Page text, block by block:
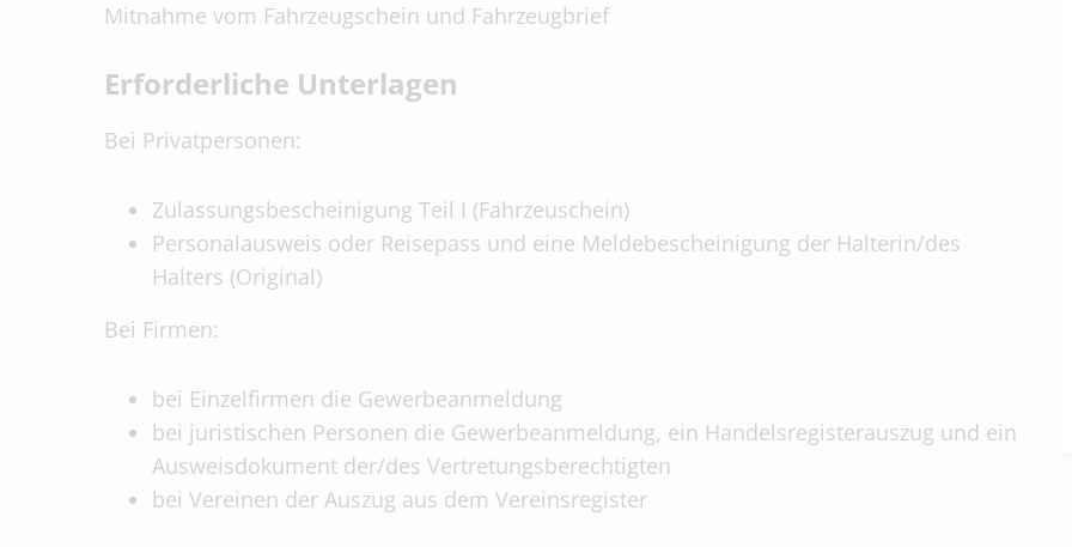
Mitnahme vom Fahrzeugschein und Fahrzeugbrief
Erforderliche Unterlagen
Bei Privatpersonen:
Zulassungsbescheinigung Teil I (Fahrzeuschein)
Personalausweis oder Reisepass und eine Meldebescheinigung der Halterin/des
Halters (Original)
Bei Firmen:
bei Einzelfirmen die Gewerbeanmeldung
bei juristischen Personen die Gewerbeanmeldung, ein Handelsregisterauszug und ein
Ausweisdokument der/des Vertretungsberechtigten
bei Vereinen der Auszug aus dem Vereinsregister